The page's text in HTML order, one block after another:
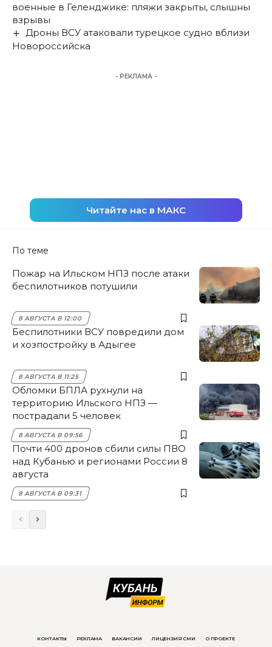
военные в Геленджике: пляжи закрыты, слышны
взрывы
Дроны ВСУ атаковали турецкое судно вблизи
Новороссийска
- РЕКЛАМА -
Читайте нас в МАКС
По теме
Пожар на Ильском НПЗ после атаки
беспилотников потушили
8 АВГУСТА В 12:00
Беспилотники ВСУ повредили дом
и хозпостройку в Адыгее
8 АВГУСТА В 11:25
Обломки БПЛА рухнули на
территорию Ильского НПЗ —
пострадали 5 человек
8 АВГУСТА В 09:56
Почти 400 дронов сбили силы ПВО
над Кубанью и регионами России 8
августа
8 АВГУСТА В 09:31
КОНТАКТЫ РЕКЛАМА ВАКАНСИИ ЛИЦЕНЗИЯ СМИ О ПРОЕКТЕ